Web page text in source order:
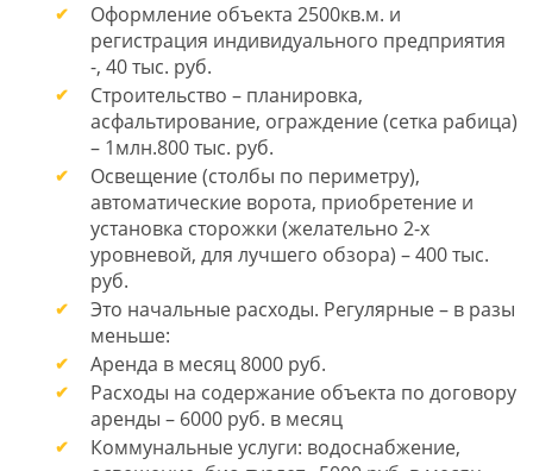
Оформление объекта 2500кв.м. и
регистрация индивидуального предприятия
-, 40 тыс. руб.
Строительство – планировка,
асфальтирование, ограждение (сетка рабица)
– 1млн.800 тыс. руб.
Освещение (столбы по периметру),
автоматические ворота, приобретение и
установка сторожки (желательно 2-х
уровневой, для лучшего обзора) – 400 тыс.
руб.
Это начальные расходы. Регулярные – в разы
меньше:
Аренда в месяц 8000 руб.
Расходы на содержание объекта по договору
аренды – 6000 руб. в месяц
Коммунальные услуги: водоснабжение,